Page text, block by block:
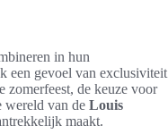
in hun
een gevoel van exclusiviteit
zomerfeest, de keuze voor
wereld van de Louis
maakt.